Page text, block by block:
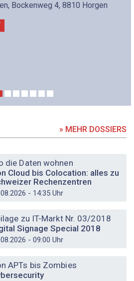
Bockenweg 4, 8810 Horgen
» MEHR DOSSIERS
die Daten wohnen
Cloud bis Colocation: alles zu
Rechenzentren
- 14:35 Uhr
zu IT-Markt Nr. 03/2018
Signage Special 2018
- 09:00 Uhr
APTs bis Zombies